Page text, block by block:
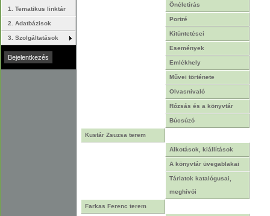
Önéletírás
Portré
Kitüntetései
Események
Emlékhely
Művei története
Olvasnivaló
Rózsás és a könyvtár
Búcsúzó
Kustár Zsuzsa terem
Alkotások, kiállítások
A könyvtár üvegablakai
Tárlatok katalógusai,
meghívói
Farkas Ferenc terem
1. Tematikus linktár
2. Adatbázisok
3. Szolgáltatások